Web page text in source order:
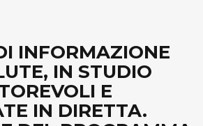
INFORMAZIONE
IN STUDIO
E
IN DIRETTA.